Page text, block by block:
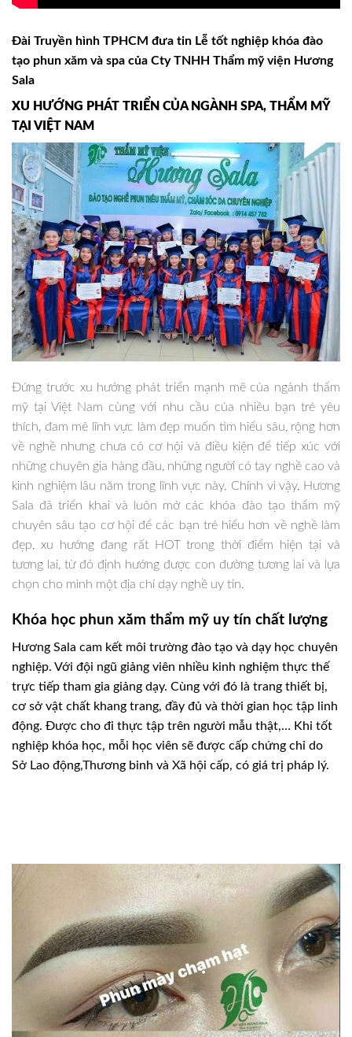
Đài Truyền hình TPHCM đưa tin Lễ tốt nghiệp khóa đào
tạo phun xăm và spa của Cty TNHH Thẩm mỹ viện Hương
Sala
XU HƯỚNG PHÁT TRIỂN CỦA NGÀNH SPA, THẨM MỸ
TẠI VIỆT NAM
Đứng trước xu hướng phát triển mạnh mẽ của ngành thẩm
mỹ tại Việt Nam cùng với nhu cầu của nhiều bạn trẻ yêu
thích, đam mê lĩnh vực làm đẹp muốn tìm hiểu sâu, rộng hơn
về nghề nhưng chưa có cơ hội và điều kiện để tiếp xúc với
những chuyên gia hàng đầu, những người có tay nghề cao và
kinh nghiệm lâu năm trong lĩnh vực này. Chính vì vậy, Hương
Sala đã triển khai và luôn mở các khóa đào tạo thẩm mỹ
chuyên sâu tạo cơ hội để các bạn trẻ hiểu hơn về nghề làm
đẹp, xu hướng đang rất HOT trong thời điểm hiện tại và
tương lai, từ đó định hướng được con đường tương lai và lựa
chọn cho mình một địa chỉ dạy nghề uy tín.
Khóa học phun xăm thẩm mỹ uy tín chất lượng
Hương Sala cam kết môi trường đào tạo và dạy học chuyên
nghiệp. Với đội ngũ giảng viên nhiều kinh nghiệm thực thế
trực tiếp tham gia giảng dạy. Cùng với đó là trang thiết bị,
cơ sở vật chất khang trang, đầy đủ và thời gian học tập linh
động. Được cho đi thực tập trên người mẫu thật,… Khi tốt
nghiệp khóa học, mỗi học viên sẽ được cấp chứng chỉ do
Sở Lao động,Thương binh và Xã hội cấp, có giá trị pháp lý.